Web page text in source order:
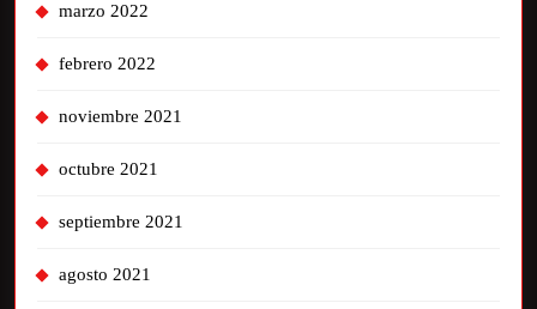
marzo 2022
febrero 2022
noviembre 2021
octubre 2021
septiembre 2021
agosto 2021